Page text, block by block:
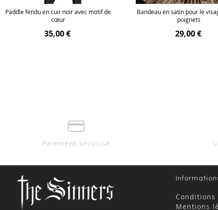
Paddle fendu en cuir noir avec motif de
cœur
35,00 €
Bandeau en satin pour le
poignets
29,00 €
Paiement sécurisé
Conditions
Mentions